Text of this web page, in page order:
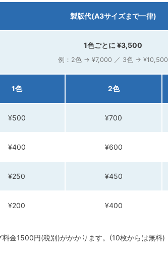
製版代(A3サイズまで一律)
1色ごとに ¥3,500
例：2色 → ¥7,000 ／ 3色 → ¥10,500
1色 2色
¥500 ¥700
¥400 ¥600
¥250 ¥450
¥200 ¥400
金1500円(税別)がかかります。(10枚からは無料)